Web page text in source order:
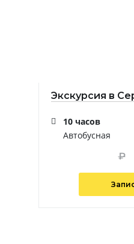
Экскурсия в
₽
10 часов
Автобусная